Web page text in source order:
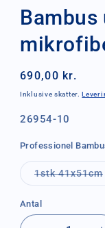
Bambus
Normalpris
690,00 kr.
Inklusive skatter.
SKU:
26954-10
Professionel
1stk 41x51cm
Antal
Antal